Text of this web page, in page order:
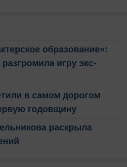
образование»:
игру экс-
в самом дорогом
годовщину
раскрыла